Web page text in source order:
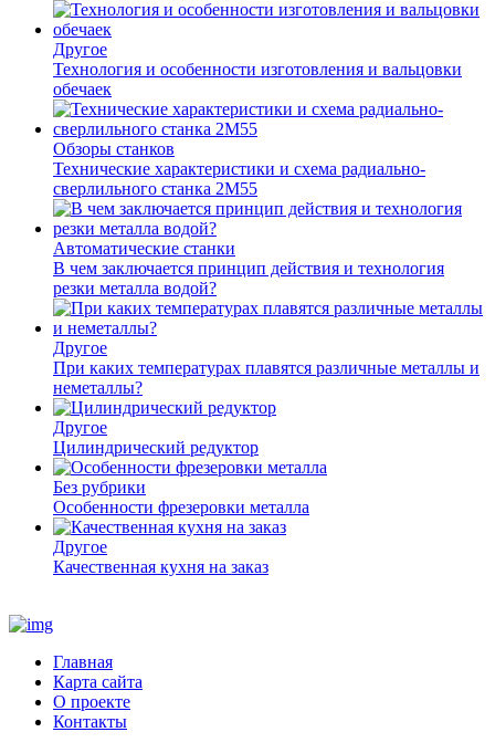
Другое
Технология и особенности изготовления и вальцовки
обечаек
Обзоры станков
Технические характеристики и схема радиально-
сверлильного станка 2М55
Автоматические станки
В чем заключается принцип действия и технология
резки металла водой?
Другое
При каких температурах плавятся различные металлы и
неметаллы?
Другое
Цилиндрический редуктор
Без рубрики
Особенности фрезеровки металла
Другое
Качественная кухня на заказ
Главная
Карта сайта
О проекте
Контакты